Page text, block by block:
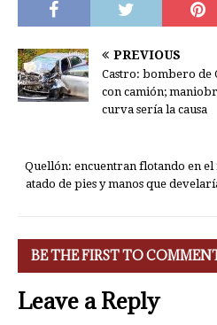
PREVIOUS
Castro: bombero de
con camión;
curva sería la causa
Quellón: encuentran flotando en el
atado de pies y manos que
BE THE FIRST TO
Leave a Reply